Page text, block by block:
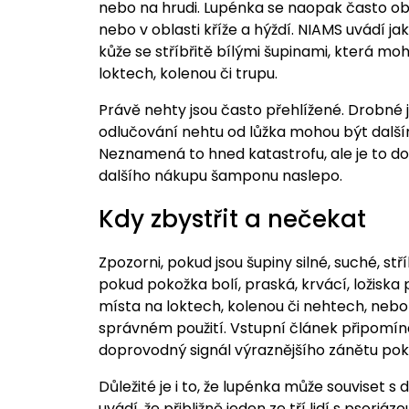
nebo na hrudi. Lupénka se naopak často
nebo v oblasti kříže a hýždí. NIAMS uvádí
kůže se stříbřitě bílými šupinami, která
loktech, kolenou či trupu.
Právě nehty jsou často přehlížené.
odlučování nehtu od lůžka mohou být
Neznamená to hned katastrofu, ale je to
dalšího nákupu šamponu naslepo.
Kdy zbystřit a nečekat
Zpozorni, pokud jsou šupiny silné, suché,
pokud pokožka bolí, praská, krvácí,
místa na loktech, kolenou či nehtech,
správném použití. Vstupní článek
doprovodný signál výraznějšího zánětu
Důležité je i to, že lupénka může souviset